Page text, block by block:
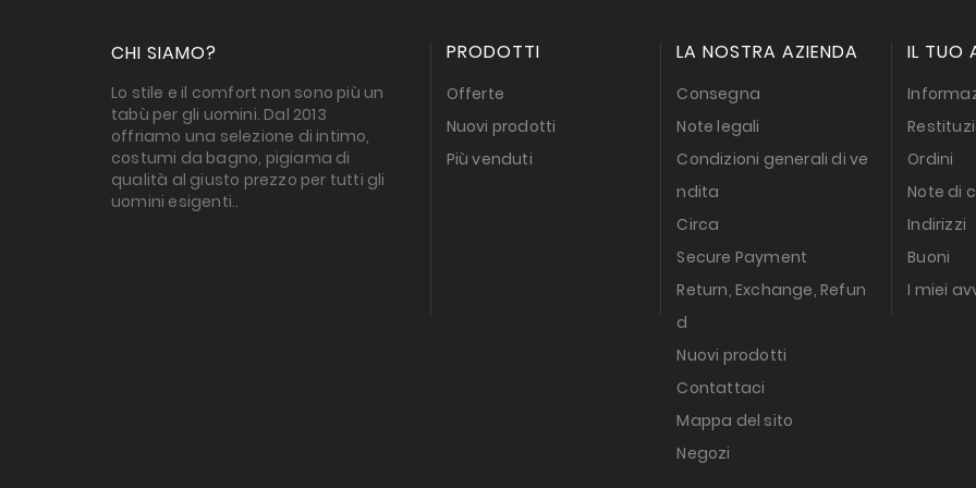
CHI SIAMO?
Lo stile e il comfort non sono più un
tabù per gli uomini. Dal 2013
offriamo una selezione di intimo,
costumi da bagno, pigiama di
qualità al giusto prezzo per tutti gli
uomini esigenti..
PRODOTTI
Offerte
Nuovi prodotti
Più venduti
LA NOSTRA AZIENDA
Consegna
Note legali
Condizioni generali di ve
ndita
Circa
Secure Payment
Return, Exchange, Refun
d
Nuovi prodotti
Contattaci
Mappa del sito
Negozi
IL TUO
Ordini
Note di
Indirizzi
Buoni
I miei